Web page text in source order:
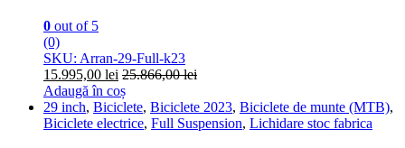
0 out of 5
(0)
SKU: Arran-29-Full-k23
15.995,00 lei 25.866,00lei
Adaugă în coș
29 inch, Biciclete, Biciclete 2023, Biciclete de munte (MTB),
Biciclete electrice, Full Suspension, Lichidare stoc fabrica